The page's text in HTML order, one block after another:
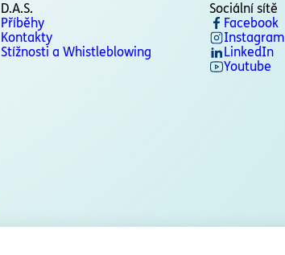
D.A.S.
Příběhy
Kontakty
Stížnosti a Whistleblowing
Sociální sítě
Facebook
Instagram
LinkedIn
Youtube